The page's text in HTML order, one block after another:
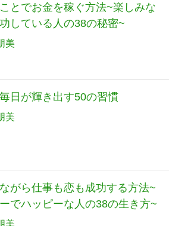
とでお金を稼ぐ方法~楽しみな
している人の38の秘密~
美
日が輝き出す50の習慣
美
がら仕事も恋も成功する方法~
でハッピーな人の38の生き方~